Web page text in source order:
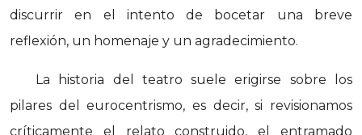
discurrir en el intento de bocetar una breve
reflexión, un homenaje y un agradecimiento.
La historia del teatro suele erigirse sobre los
pilares del eurocentrismo, es decir, si revisionamos
críticamente el relato construido, el entramado